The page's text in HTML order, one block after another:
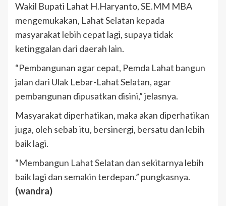
Wakil Bupati Lahat H.Haryanto, SE.MM MBA
mengemukakan, Lahat Selatan kepada
masyarakat lebih cepat lagi, supaya tidak
ketinggalan dari daerah lain.
“Pembangunan agar cepat, Pemda Lahat bangun
jalan dari Ulak Lebar-Lahat Selatan, agar
pembangunan dipusatkan disini,” jelasnya.
Masyarakat diperhatikan, maka akan diperhatikan
juga, oleh sebab itu, bersinergi, bersatu dan lebih
baik lagi.
“Membangun Lahat Selatan dan sekitarnya lebih
baik lagi dan semakin terdepan.” pungkasnya.
(wandra)